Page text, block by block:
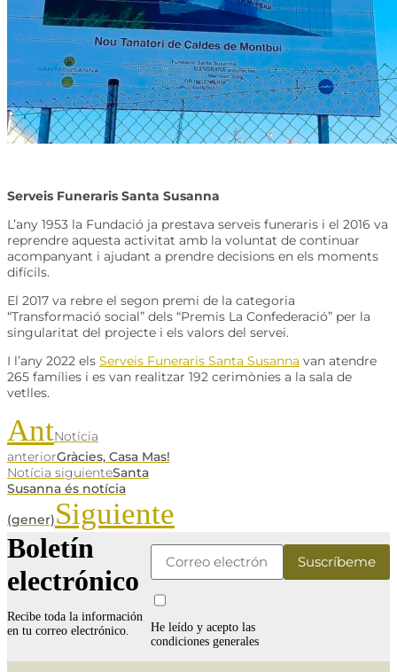
Serveis Funeraris Santa Susanna
L’any 1953 la Fundació ja prestava serveis funeraris i el 2016 va
reprendre aquesta activitat amb la voluntat de continuar
acompanyant i ajudant a prendre decisions en els moments
difícils.
El 2017 va rebre el segon premi de la categoria
“Transformació social” dels “Premis La Confederació” per la
singularitat del projecte i els valors del servei.
I l’any 2022 els Serveis Funeraris Santa Susanna van atendre
265 famílies i es van realitzar 192 cerimònies a la sala de
vetlles.
AntNotícia
anteriorGràcies, Casa Mas!
Notícia siguienteSanta
Susanna és notícia
(gener)Siguiente
Boletín
electrónico
Recibe toda la información
en tu correo electrónico.
He leído y acepto las
condiciones generales